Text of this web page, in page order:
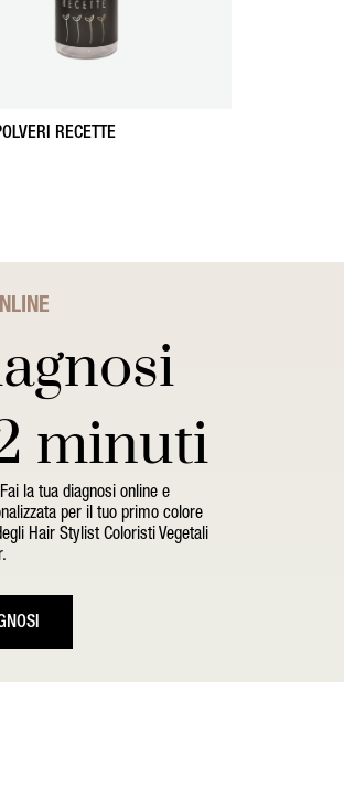
RECETTE
minuti
la tua diagnosi online e
per il tuo primo colore
Hair Stylist Coloristi Vegetali